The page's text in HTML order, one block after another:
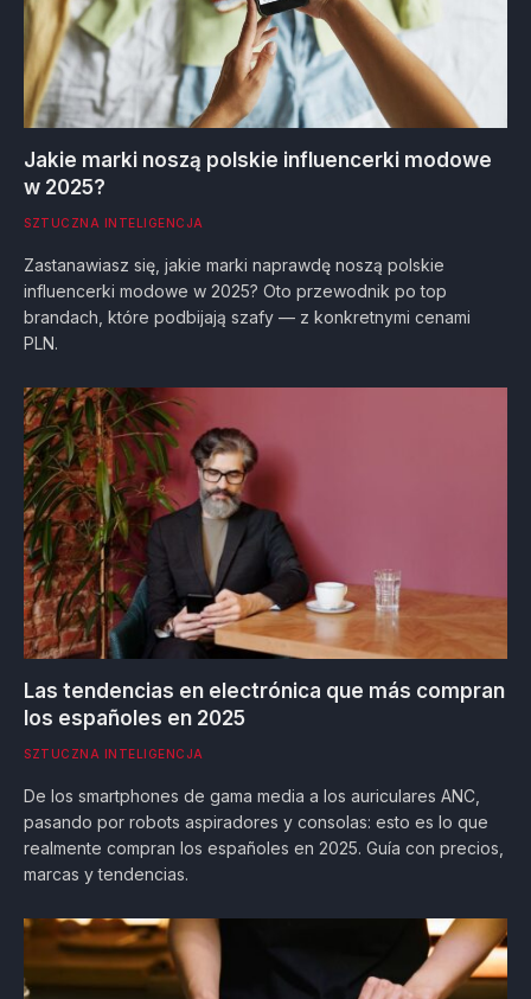
Jakie marki noszą polskie influencerki modowe
w 2025?
SZTUCZNA INTELIGENCJA
Zastanawiasz się, jakie marki naprawdę noszą polskie
influencerki modowe w 2025? Oto przewodnik po top
brandach, które podbijają szafy — z konkretnymi cenami
PLN.
Las tendencias en electrónica que más compran
los españoles en 2025
SZTUCZNA INTELIGENCJA
De los smartphones de gama media a los auriculares ANC,
pasando por robots aspiradores y consolas: esto es lo que
realmente compran los españoles en 2025. Guía con precios,
marcas y tendencias.